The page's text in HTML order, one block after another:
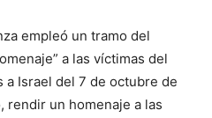
empleó un tramo del
a las víctimas del
a Israel del 7 de octubre de
rendir un homenaje a las